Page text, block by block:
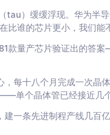
tau）缓缓浮现。华为半
比谁的芯片更小，我们能
款量产芯片验证出的答
每十八个月完成一次晶
单个晶体管已经接近几
一条先进制程产线几百